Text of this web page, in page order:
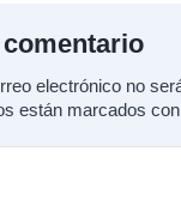
electrónico no
están marcados con